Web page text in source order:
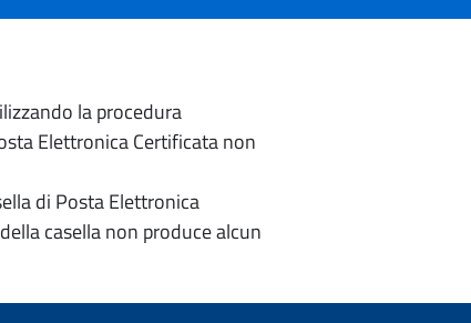
la procedura
Elettronica Certificata non
di Posta Elettronica
casella non produce alcun